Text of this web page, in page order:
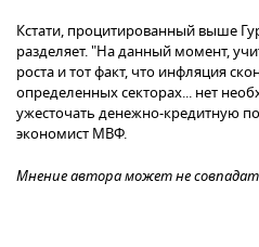
Кстати, процитированный выше
разделяет. "На данный момент,
роста и тот факт, что инфляция
определенных секторах... нет
ужесточать денежно-кредитную
экономист МВФ.
Мнение автора может не